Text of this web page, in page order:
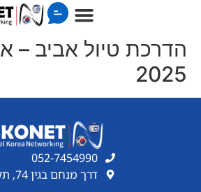
הדרכת טיול אביב –
2025
052-7454990
דרך מנחם בגין 74, תל אביב